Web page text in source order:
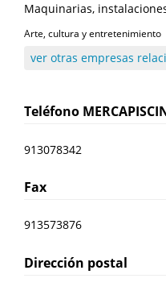
Maquinarias,
Arte, cultura y entretenimiento
ver otras empresas
Teléfono
913078342
Fax
913573876
Dirección postal